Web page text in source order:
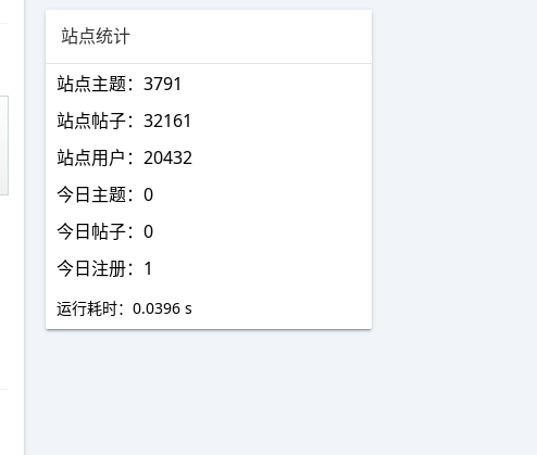
M-TOUCH管理插件
M-TOUCH多色手机模板管理插件
多语言切换按钮
​​​目前插件仅支持PC官方模板, 必须拥有
多语言支持的框架版本
积分兑换物品插件
一些金币来兑换自己喜欢的物品!
支付宝充值
支付宝官方充值接口 充值论坛金币
站点统计
站点主题：3791
站点帖子：32161
站点用户：20432
今日主题：0
今日帖子：0
今日注册：1
运行耗时：0.0396 s